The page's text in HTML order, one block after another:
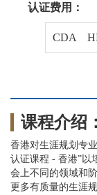
认证费用：
CDA
课程介绍：
香港对生涯规划专
认证课程 - 香港”以
会上不同的领域和
更多有质量的生涯